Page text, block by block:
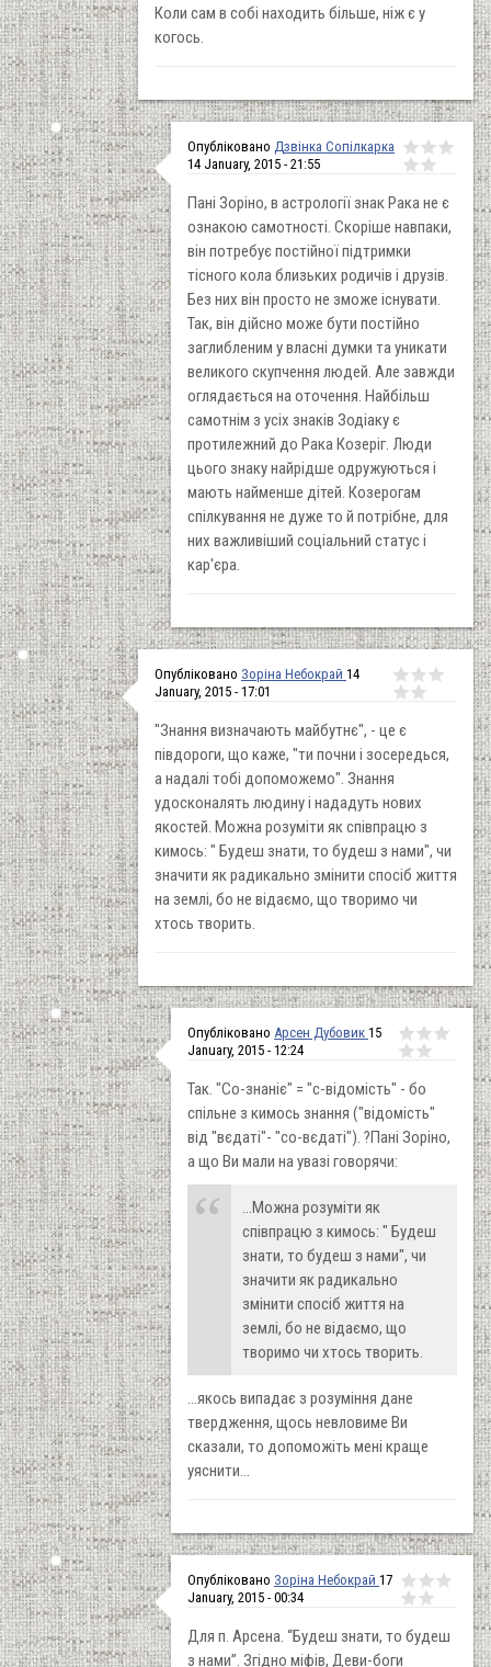
Коли сам в собі находить більше, ніж є у
когось.
Опубліковано Дзвінка Сопілкарка
14 January, 2015 - 21:55
Пані Зоріно, в астрології знак Рака не є
ознакою самотності. Скоріше навпаки,
він потребує постійної підтримки
тісного кола близьких родичів і друзів.
Без них він просто не зможе існувати.
Так, він дійсно може бути постійно
заглибленим у власні думки та уникати
великого скупчення людей. Але завжди
оглядається на оточення. Найбільш
самотнім з усіх знаків Зодіаку є
протилежний до Рака Козеріг. Люди
цього знаку найрідше одружуються і
мають найменше дітей. Козерогам
спілкування не дуже то й потрібне, для
них важливіший соціальний статус і
кар'єра.
Опубліковано Зоріна Небокрай 14
January, 2015 - 17:01
"Знання визначають майбутнє", - це є
півдороги, що каже, "ти почни і зосередься,
а надалі тобі допоможемо". Знання
удосконалять людину і нададуть нових
якостей. Можна розуміти як співпрацю з
кимось: " Будеш знати, то будеш з нами", чи
значити як радикально змінити спосіб життя
на землі, бо не відаємо, що творимо чи
хтось творить.
Опубліковано Арсен Дубовик 15
January, 2015 - 12:24
Так. "Со-знаніє" = "с-відомість" - бо
спільне з кимось знання ("відомість"
від "вєдаті"- "со-вєдаті"). ?Пані Зоріно,
а що Ви мали на увазі говорячи:
...Можна розуміти як
співпрацю з кимось: " Будеш
знати, то будеш з нами", чи
значити як радикально
змінити спосіб життя на
землі, бо не відаємо, що
творимо чи хтось творить.
...якось випадає з розуміння дане
твердження, щось невловиме Ви
сказали, то допоможіть мені краще
уяснити...
Опубліковано Зоріна Небокрай 17
January, 2015 - 00:34
Для п. Арсена. “Будеш знати, то будеш
з нами”. Згідно міфів, Деви-боги